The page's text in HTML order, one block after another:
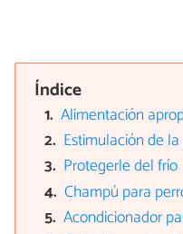
Índice
Alimentación
Estimulación de
Protegerle del frío
Champú para
Acondicionador